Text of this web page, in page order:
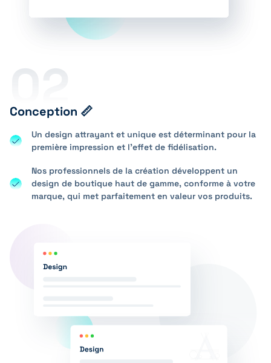
02
Conception 📏
Un design attrayant et unique est déterminant pour la
première impression et l’effet de fidélisation.
Nos professionnels de la création développent un
design de boutique haut de gamme, conforme à votre
marque, qui met parfaitement en valeur vos produits.